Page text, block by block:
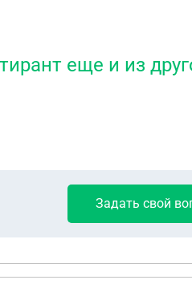
еще и из
Задать свой